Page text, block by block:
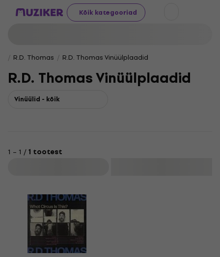
Kõik kategooriad
R.D. Thomas R.D. Thomas Vinüülplaadid
R.D. Thomas Vinüülplaadid
Vinüülid - kõik
1 – 1 /1 tootest